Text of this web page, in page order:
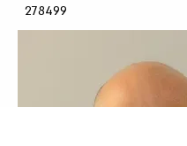
278499